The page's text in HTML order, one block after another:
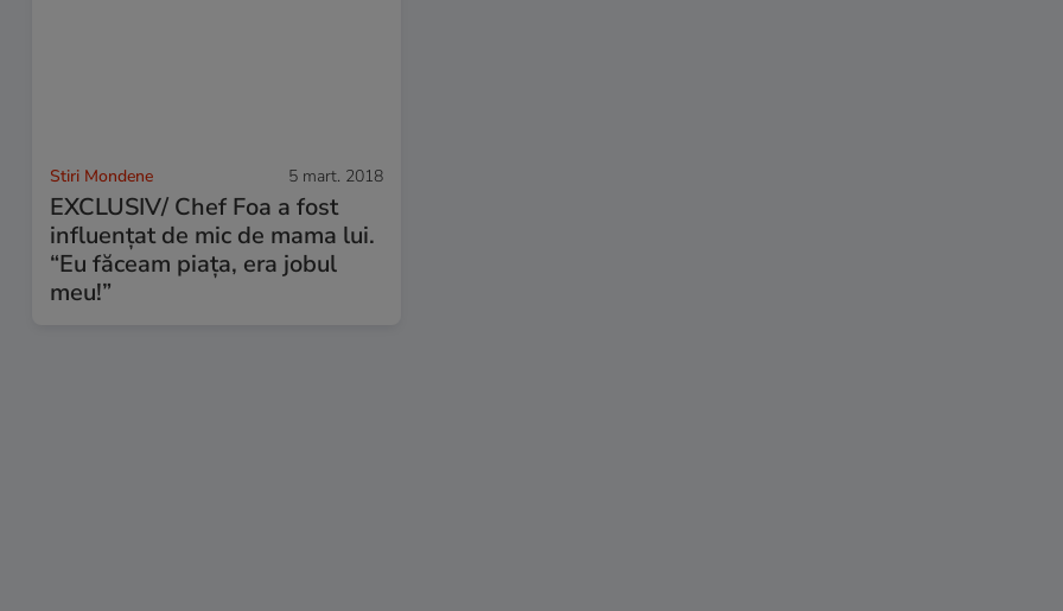
Stiri Mondene 5 mart. 2018
EXCLUSIV/ Chef Foa a fost
influențat de mic de mama lui.
“Eu făceam piața, era jobul
meu!”